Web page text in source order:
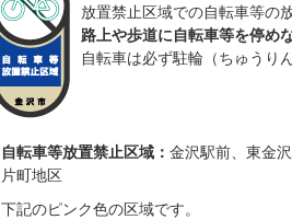
放置禁止区域での自転車等の
路上や歩道に自転車等を停め
自転車は必ず駐輪（ちゅうり
自転車等放置禁止区域： 金沢駅前、東金
片町地区
下記のピンク色の区域です。